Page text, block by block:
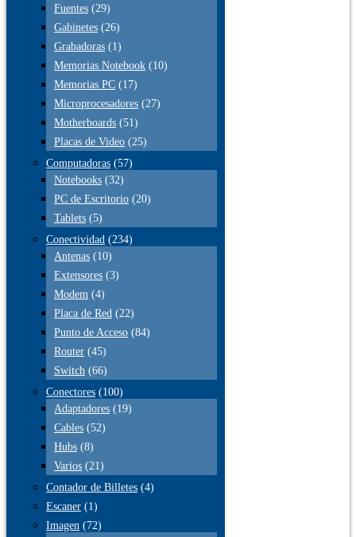
Fuentes (29)
Gabinetes (26)
Grabadoras (1)
Memorias Notebook (10)
Memorias PC (17)
Microprocesadores (27)
Motherboards (51)
Placas de Video (25)
Computadoras (57)
Notebooks (32)
PC de Escritorio (20)
Tablets (5)
Conectividad (234)
Antenas (10)
Extensores (3)
Modem (4)
Placa de Red (22)
Punto de Acceso (84)
Router (45)
Switch (66)
Conectores (100)
Adaptadores (19)
Cables (52)
Hubs (8)
Varios (21)
Contador de Billetes (4)
Escaner (1)
Imagen (72)